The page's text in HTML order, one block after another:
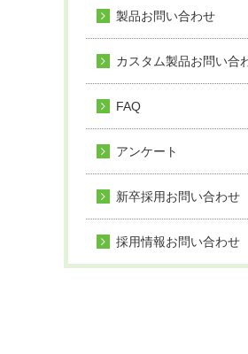
製品お問い合わせ
カスタム製品お問い合
FAQ
アンケート
新卒採用お問い合わせ
採用情報お問い合わせ